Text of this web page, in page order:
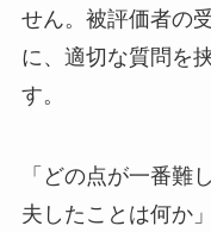
せん。被評価者の
に、適切な質問を
す。
「どの点が一番難
夫したことは何か